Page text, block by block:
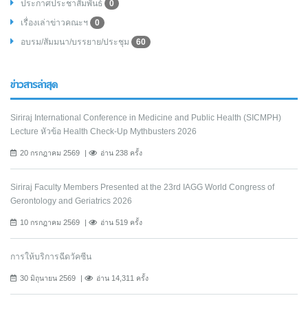
ประกาศประชาสัมพันธ์
0
เรื่องเล่าข่าวคณะฯ
0
อบรม/สัมมนา/บรรยาย/ประชุม
60
ข่าวสารล่าสุด
Siriraj International Conference in Medicine and Public Health (SICMPH)
Lecture หัวข้อ Health Check-Up Mythbusters 2026
20 กรกฎาคม 2569 อ่าน 238 ครั้ง
Siriraj Faculty Members Presented at the 23rd IAGG World Congress of
Gerontology and Geriatrics 2026
10 กรกฎาคม 2569 อ่าน 519 ครั้ง
การให้บริการฉีดวัคซีน
30 มิถุนายน 2569 อ่าน 14,311 ครั้ง